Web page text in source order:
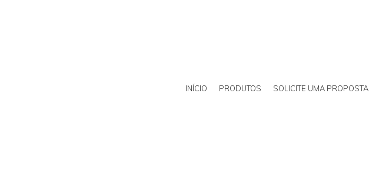
INÍCIO PRODUTOS SOLICITE UMA PROPOSTA